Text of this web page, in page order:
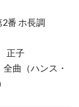
番 ホ長調
子
曲（ハンス・